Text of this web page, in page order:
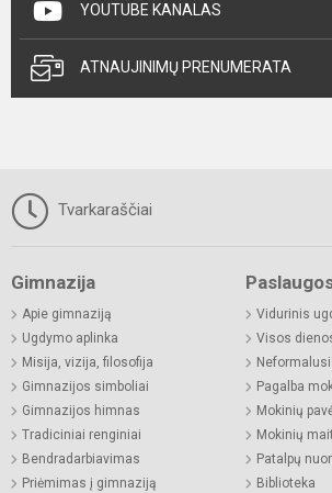
YOUTUBE KANALAS
ATNAUJINIMŲ PRENUMERATA
Tvarkaraščiai
Gimnazija
Apie gimnaziją
Ugdymo aplinka
Misija, vizija, filosofija
Gimnazijos simboliai
Gimnazijos himnas
Tradiciniai renginiai
Bendradarbiavimas
Priėmimas į gimnaziją
Vidurinis
Visos
Pagalba
Mokinių
Mokinių
Patalpų
Biblioteka